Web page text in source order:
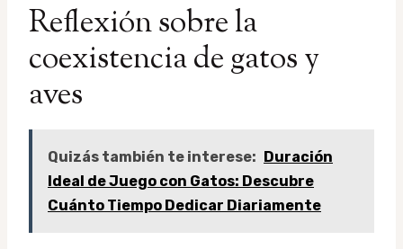
Reflexión sobre la
coexistencia de gatos y
aves
Quizás también te interese: Duración
Ideal de Juego con Gatos: Descubre
Cuánto Tiempo Dedicar Diariamente